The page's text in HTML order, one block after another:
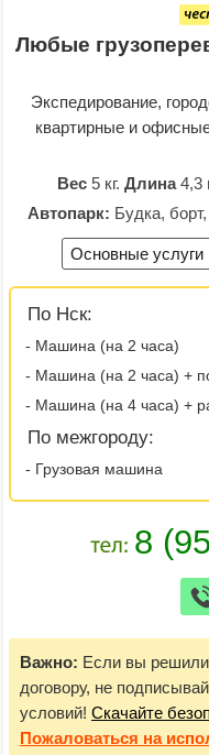
Любые
Экспедирование,
квартирные и
Вес5 кг. Длина4,3
Автопарк: Будка,
Основные услуги
По Нск:
- Машина (на 2 часа)
- Машина (на 2 часа) +
- Машина (на 4 часа) +
По межгороду:
- Грузовая машина
Важно: Если вы решили
договору, не
условий! Скачайте
Пожаловаться на